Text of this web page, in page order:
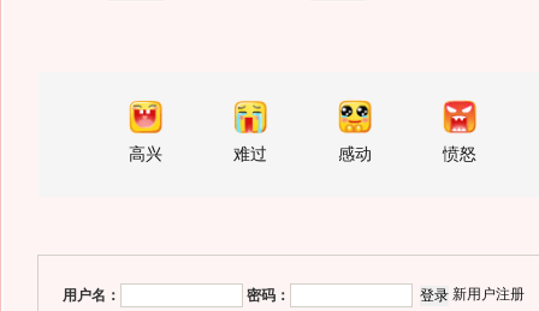
高兴 难过 感动 愤怒
用户名： 密码： 新用户注册